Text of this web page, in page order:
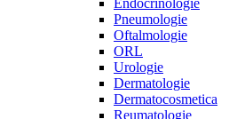
Endocrinologie
Pneumologie
Oftalmologie
ORL
Urologie
Dermatologie
Dermatocosmetica
Reumatologie